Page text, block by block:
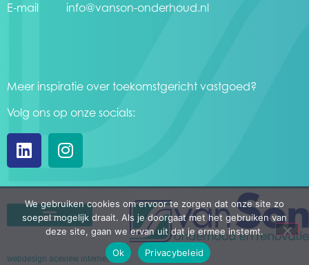
E-mail info@vanson-onderhoud.nl
Meer inspiratie over toekomstgericht vastgoed?
Volg ons op onze socials:
webdesign aceview internet
We gebruiken cookies om ervoor te zorgen dat onze site zo
soepel mogelijk draait. Als je doorgaat met het gebruiken van
deze site, gaan we ervan uit dat je ermee instemt.
Ok
Privacybeleid